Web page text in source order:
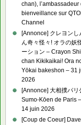
chan), l’ambassadeur
bienveillance sur
Channel
[Annonce] クレヨンし
ん奇々怪々! オラの妖
ーション – Crayon
chan Kikikaikai! Ora
Yōkai bakeshon – 31
2026
[Annonce] 大相撲パリ
Sumo-Kōen de Paris
14 juin 2026
[Coup de Coeur]